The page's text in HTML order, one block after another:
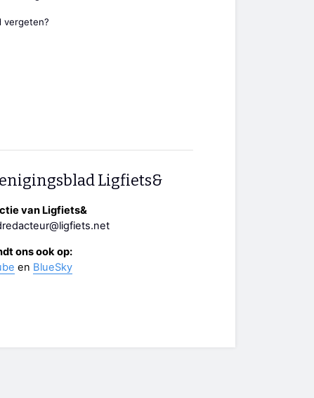
vergeten?
Ligfiets&
van Ligfiets&
ons ook op:
en BlueSky